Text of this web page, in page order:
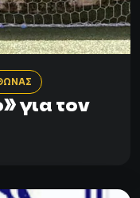
για τον